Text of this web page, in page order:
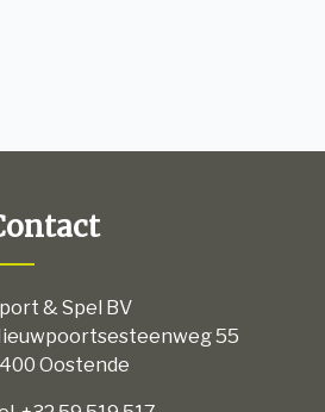
& Spel BV
55
Oostende